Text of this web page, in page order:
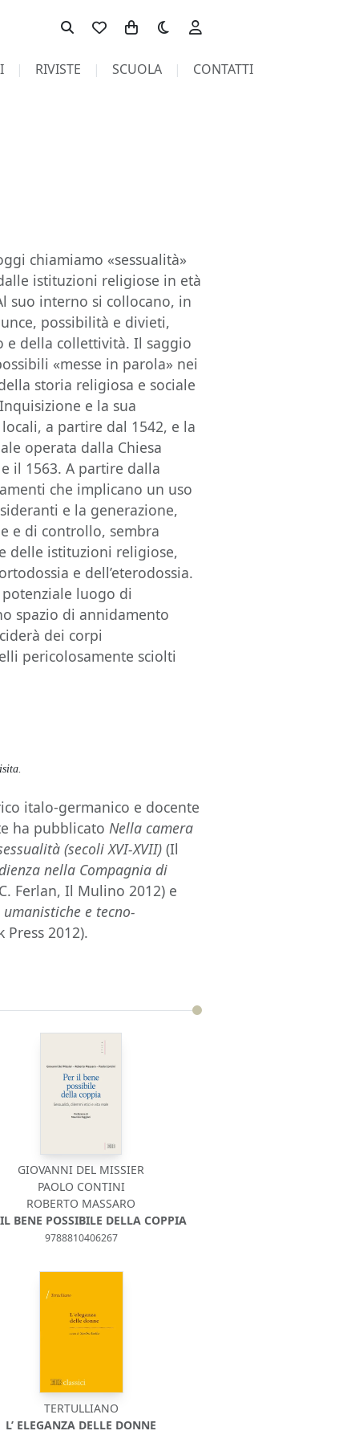
Toggle theme
RIVISTE SCUOLA CONTATTI
chiamiamo «sessualità»
istituzioni religiose in età
suo interno si collocano, in
possibilità e divieti,
e della collettività. Il saggio
«messe in parola» nei
storia religiosa e sociale
e la sua
a partire dal 1542, e la
operata dalla Chiesa
il 1563. A partire dalla
che implicano un uso
e la generazione,
e di controllo, sembra
delle istituzioni religiose,
e dell’eterodossia.
luogo di
spazio di annidamento
dei corpi
pericolosamente sciolti
italo-germanico e docente
ha pubblicatoNella camera
(secoli XVI-XVII) (Il
nella Compagnia di
Ferlan, Il Mulino 2012) e
e tecno-
Press 2012).
GIOVANNI DEL MISSIER
PAOLO CONTINI
ROBERTO MASSARO
BENE POSSIBILE DELLA COPPIA
9788810406267
TERTULLIANO
L’ ELEGANZA DELLE DONNE